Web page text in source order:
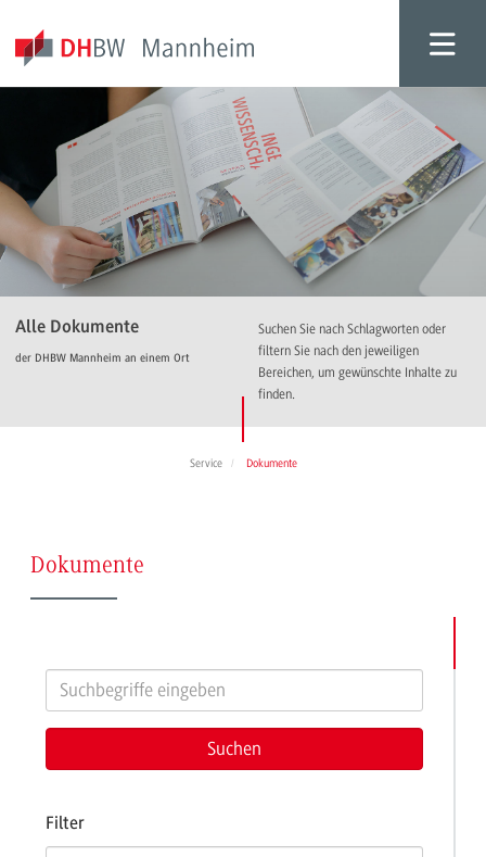
Alle Dokumente
der DHBW Mannheim an einem Ort
Suchen Sie nach Schlagworten oder
filtern Sie nach den jeweiligen
Bereichen, um gewünschte Inhalte zu
finden.
Service Dokumente
Dokumente
Filter